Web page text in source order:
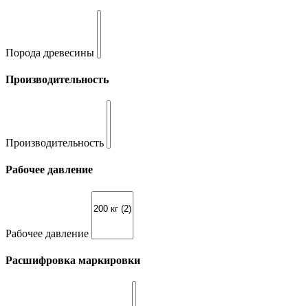
Порода древесины
Производительность
Производительность
Рабочее давление
Рабочее давление
Расшифровка маркировки